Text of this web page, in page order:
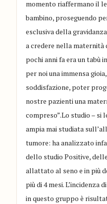
momento riaffermano il
bambino, proseguendo
esclusiva della
a credere nella maternità
pochi anni fa era un tabù
per noi una immensa
soddisfazione, poter
nostre pazienti una
compreso”.Lo studio – si
ampia mai studiata
tumore: ha analizzato
dello studio Positive,
allattato al seno e in più
più di 4 mesi. L’incidenza
in questo gruppo è